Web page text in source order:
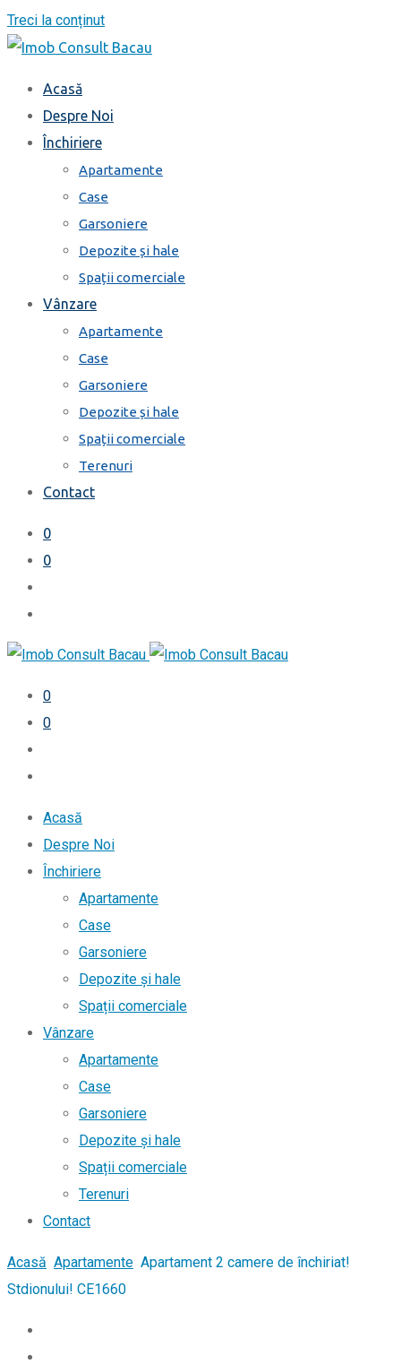
Treci la conținut
Acasă
Despre Noi
Închiriere
Apartamente
Case
Garsoniere
Depozite și hale
Spații comerciale
Vânzare
Apartamente
Case
Garsoniere
Depozite și hale
Spații comerciale
Terenuri
Contact
0
0
0
0
Acasă
Despre Noi
Închiriere
Apartamente
Case
Garsoniere
Depozite și hale
Spații comerciale
Vânzare
Apartamente
Case
Garsoniere
Depozite și hale
Spații comerciale
Terenuri
Contact
Acasă Apartamente Apartament 2 camere de închiriat!
Stdionului! CE1660